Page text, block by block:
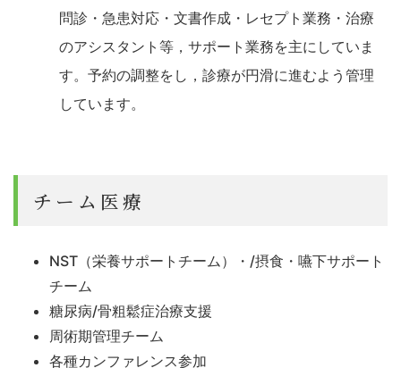
問診・急患対応・文書作成・レセプト業務・治療
のアシスタント等，サポート業務を主にしていま
す。予約の調整をし，診療が円滑に進むよう管理
しています。
チーム医療
NST（栄養サポートチーム）・/摂食・嚥下サポート
チーム
糖尿病/骨粗鬆症治療支援
周術期管理チーム
各種カンファレンス参加